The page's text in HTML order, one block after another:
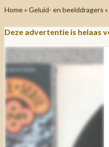
Home» Geluid- en beelddragers
Deze advertentie is helaas